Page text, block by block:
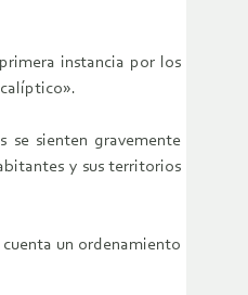
instancia por los
se sienten gravemente
y sus territorios
un ordenamiento